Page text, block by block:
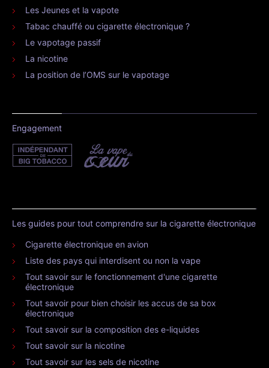
Les Jeunes et la vapote
Tabac chauffé ou cigarette électronique ?
Le vapotage passif
La nicotine
La position de l’OMS sur le vapotage
Engagement
Les guides pour tout comprendre sur la cigarette électronique
Cigarette électronique en avion
Liste des pays qui interdisent ou non la vape
Tout savoir sur le fonctionnement d'une cigarette
électronique
Tout savoir pour bien choisir les accus de sa box
électronique
Tout savoir sur la composition des e-liquides
Tout savoir sur la nicotine
Tout savoir sur les sels de nicotine